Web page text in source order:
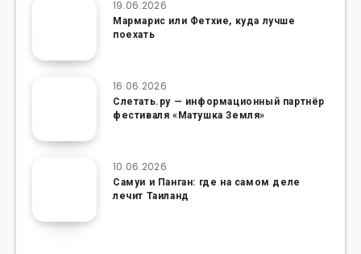
19.06.2026
Мармарис или Фетхие, куда лучше
поехать
16.06.2026
Слетать.ру — информационный партнёр
фестиваля «Матушка Земля»
10.06.2026
Самуи и Панган: где на самом деле
лечит Таиланд